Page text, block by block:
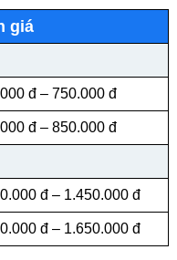
giá
đ – 750.000 đ
đ – 850.000 đ
đ – 1.450.000 đ
đ – 1.650.000 đ